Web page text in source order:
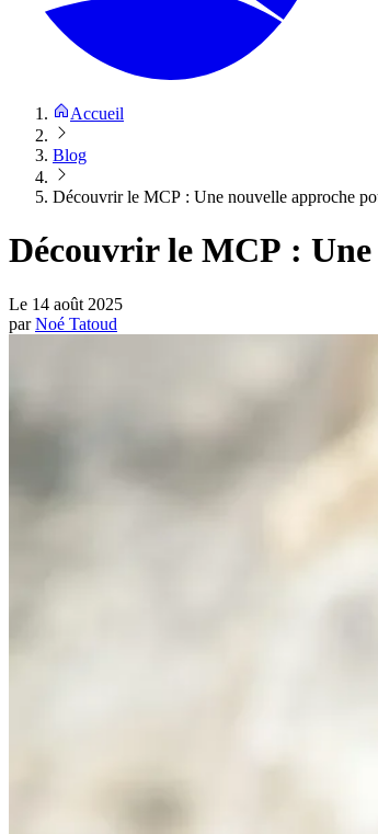
Accueil
Blog
Découvrir le MCP : Une nouvelle approche
Découvrir le MCP :
Le 14 août 2025
par Noé Tatoud